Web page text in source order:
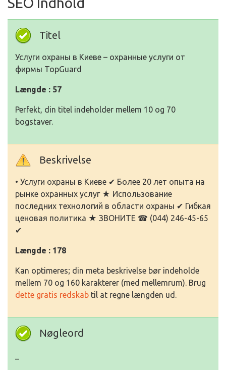
Titel
Услуги охраны в Киеве – охранные услуги от
фирмы TopGuard
Længde : 57
Perfekt, din titel indeholder mellem 10 og 70
bogstaver.
Beskrivelse
• Услуги охраны в Киеве ✔ Более 20 лет опыта на
рынке охранных услуг ★ Использование
последних технологий в области охраны ✔ Гибкая
ценовая политика ★ ЗВОНИТЕ ☎ (044) 246-45-65
✔
Længde : 178
Kan optimeres; din meta beskrivelse bør indeholde
mellem 70 og 160 karakterer (med mellemrum). Brug
dette gratis redskab til at regne længden ud.
Nøgleord